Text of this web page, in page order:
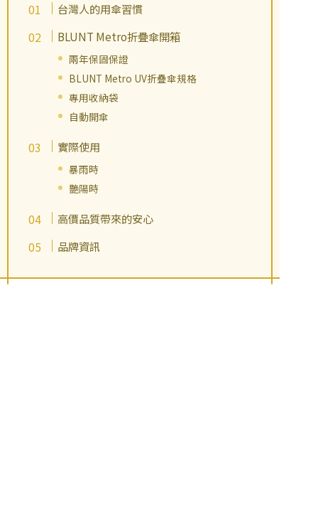
台灣人的用傘習慣
BLUNT Metro折疊傘開箱
兩年保固保證
BLUNT Metro UV折疊傘規格
專用收納袋
自動開傘
實際使用
暴雨時
艷陽時
高價品質帶來的安心
品牌資訊